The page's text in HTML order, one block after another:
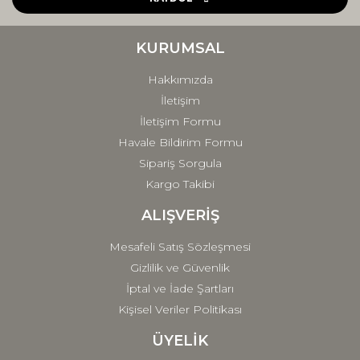
Ürün fiyatı diğer sitelerden daha pahalı.
Gönder
KURUMSAL
Hakkımızda
İletişim
İletişim Formu
Havale Bildirim Formu
Sipariş Sorgula
Kargo Takibi
ALIŞVERİŞ
Mesafeli Satış Sözleşmesi
Gizlilik ve Güvenlik
İptal ve İade Şartları
Kişisel Veriler Politikası
ÜYELİK